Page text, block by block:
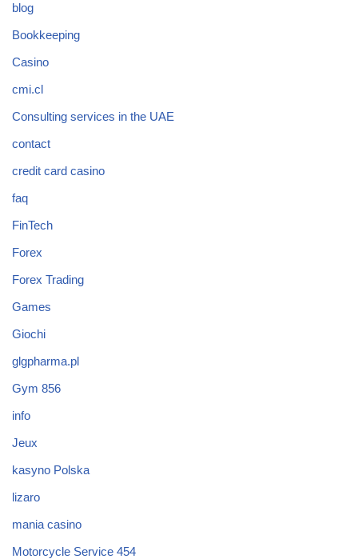
blog
Bookkeeping
Casino
cmi.cl
Consulting services in the UAE
contact
credit card casino
faq
FinTech
Forex
Forex Trading
Games
Giochi
glgpharma.pl
Gym 856
info
Jeux
kasyno Polska
lizaro
mania casino
Motorcycle Service 454